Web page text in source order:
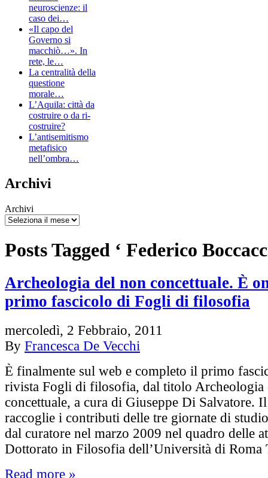
neuroscienze: il
caso dei…
«Il capo del
Governo si
macchiò…». In
rete, le…
La centralità della
questione
morale…
L’Aquila: città da
costruire o da ri-
costruire?
L’antisemitismo
metafisico
nell’ombra…
Archivi
Archivi
Posts Tagged ‘ Federico
Archeologia del non concettuale. È
primo fascicolo di Fogli di filosofia
mercoledì, 2 Febbraio, 2011
By Francesca De Vecchi
È finalmente sul web e completo il primo
rivista Fogli di filosofia, dal titolo Archeologia
concettuale, a cura di Giuseppe Di Salvatore.
raccoglie i contributi delle tre giornate di
dal curatore nel marzo 2009 nel quadro delle
Dottorato in Filosofia dell’Università di
Read more »